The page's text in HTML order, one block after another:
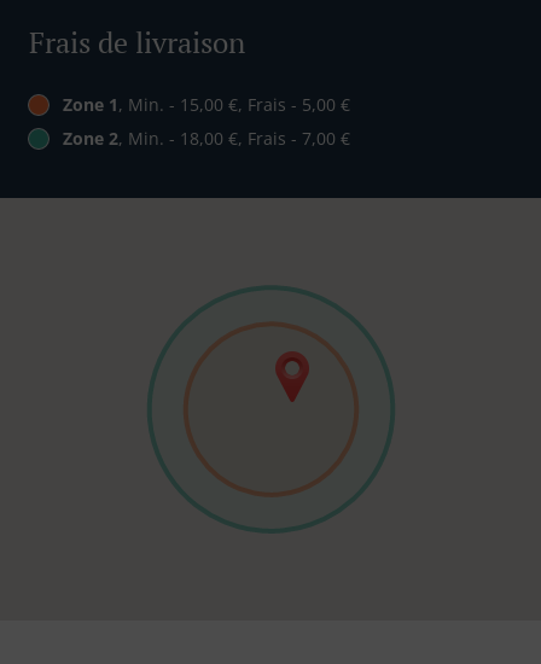
Frais de livraison
Zone 1, Min. - 15,00 €, Frais - 5,00 €
Zone 2, Min. - 18,00 €, Frais - 7,00 €